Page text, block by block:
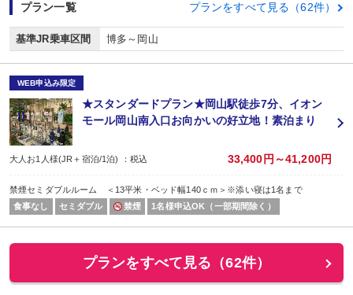
プラン一覧 プランをすべて見る（62件）
基準JR乗車区間 博多～岡山
WEB申込み限定
★スタンダードプラン★岡山駅徒歩7分、イオン
モール岡山南入口お向かいの好立地！素泊まり
大人お1人様(JR＋宿泊/1泊) ：税込 33,400円～41,200円
禁煙セミダブルルーム ＜13平米・ベッド幅140ｃｍ＞※添い寝は1名まで
食事なし
セミダブル 禁煙 1名様申込OK（一部期間除く）
プランをすべて見る（62件）